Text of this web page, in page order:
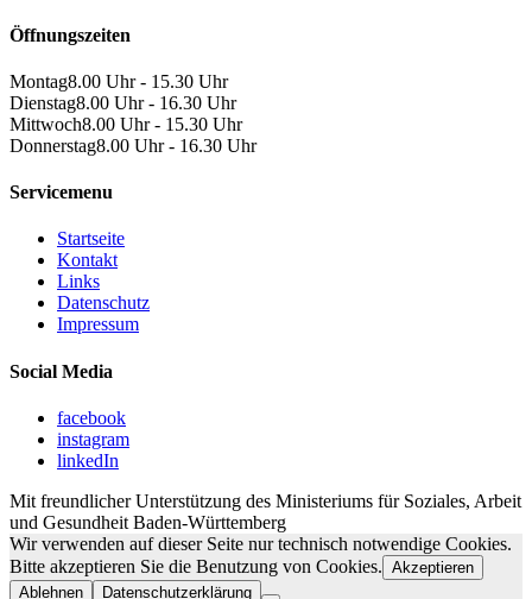
Öffnungszeiten
Montag8.00 Uhr - 15.30 Uhr
Dienstag8.00 Uhr - 16.30 Uhr
Mittwoch8.00 Uhr - 15.30 Uhr
Donnerstag8.00 Uhr - 16.30 Uhr
Servicemenu
Startseite
Kontakt
Links
Datenschutz
Impressum
Social Media
facebook
instagram
linkedIn
Mit freundlicher Unterstützung des Ministeriums für Soziales, Arbeit
und Gesundheit Baden-Württemberg
Wir verwenden auf dieser Seite nur technisch notwendige Cookies.
Bitte akzeptieren Sie die Benutzung von Cookies. Akzeptieren
Ablehnen
Datenschutzerklärung